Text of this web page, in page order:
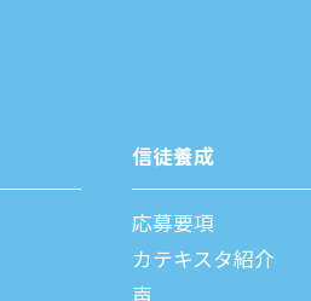
信徒養成
応募要項
カテキスタ紹介